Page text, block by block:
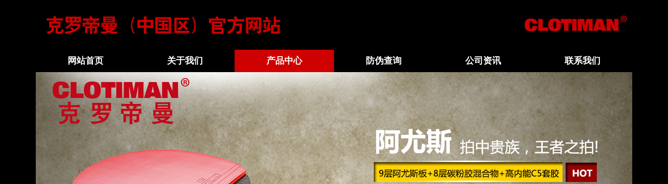
网站首页 关于我们 产品中心 防伪查询 公司资讯 联系我们